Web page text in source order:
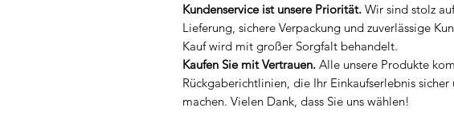
Kundenservice ist unsere Priorität. Wir sind stolz
Lieferung, sichere Verpackung und zuverlässige
Kauf wird mit großer Sorgfalt behandelt.
Kaufen Sie mit Vertrauen. Alle unsere Produkte
Rückgaberichtlinien, die Ihr Einkaufserlebnis
machen. Vielen Dank, dass Sie uns wählen!